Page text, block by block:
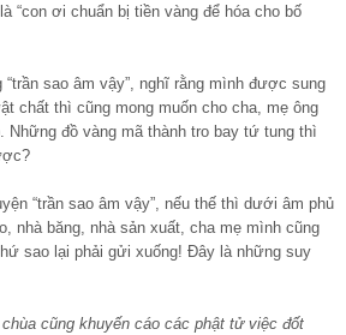
“con ơi chuẩn bị tiền vàng để hóa cho bố
sao âm vậy”, nghĩ rằng mình được sung
chất thì cũng mong muốn cho cha, mẹ ông
Những đồ vàng mã thành tro bay tứ tung thì
“trần sao âm vậy”, nếu thế thì dưới âm phủ
nhà băng, nhà sản xuất, cha mẹ mình cũng
sao lại phải gửi xuống! Đây là những suy
cũng khuyến cáo các phật tử việc đốt